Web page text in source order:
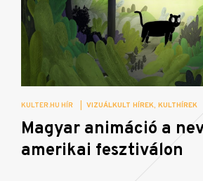
KULTER.HU HÍR VIZUÁLKULT HÍREK KULTHÍREK
Magyar animáció a
amerikai fesztiválon